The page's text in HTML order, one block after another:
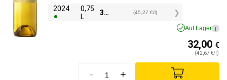
2024
0,75
L
33,95 (45,27 €/l)
Auf Lager i
32,00 €
(42,67 €/l)
- +